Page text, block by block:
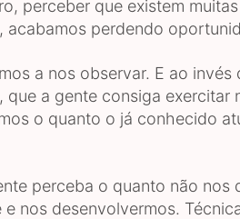
perceber que existem
acabamos perdendo
a nos observar. E ao
que a gente consiga exercitar
o quanto o já conhecido
perceba o quanto não
e nos desenvolvermos.